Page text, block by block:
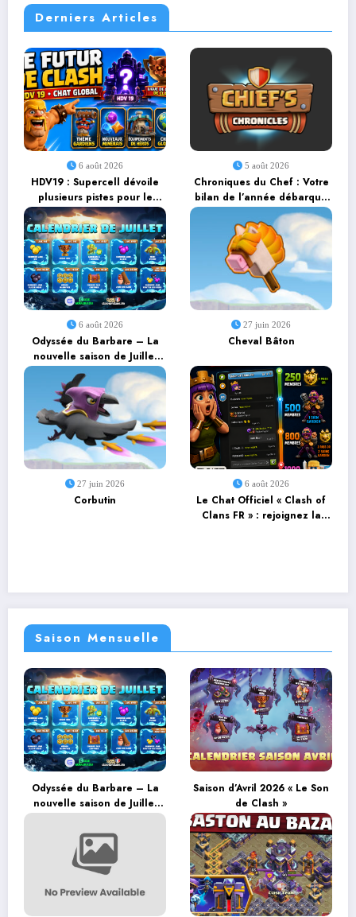
Derniers Articles
6 août 2026
HDV19 : Supercell dévoile
plusieurs pistes pour le
futur du jeu
5 août 2026
Chroniques du Chef : Votre
bilan de l’année débarque
avec un événement
communautaire !
6 août 2026
Odyssée du Barbare – La
nouvelle saison de Juillet
2026
27 juin 2026
Cheval Bâton
27 juin 2026
Corbutin
6 août 2026
Le Chat Officiel « Clash of
Clans FR » : rejoignez la
Saison Mensuelle
Odyssée du Barbare – La
nouvelle saison de Juillet
Saison d’Avril 2026 « Le Son
de Clash »